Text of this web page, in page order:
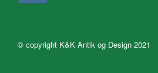
© copyright K&K Antik og Design 2021